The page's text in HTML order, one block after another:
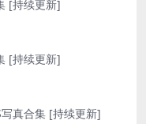
[持续更新]
[持续更新]
写真合集 [持续更新]